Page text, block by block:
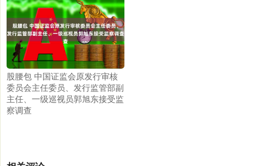
股腰包 中国证监会原发行审核
委员会主任委员、发行监管部副
主任、一级巡视员郭旭东接受监
察调查